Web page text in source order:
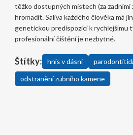
těžko dostupných místech (za zadními
hromadit. Saliva každého člověka má
genetickou predispozici k rychlejšímu
profesionální čištění je nezbytné.
Štítky: hnis v dásni
odstranění zubního kamene